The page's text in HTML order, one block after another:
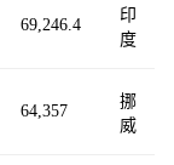
69,246.4
印
度
64,357
挪
威